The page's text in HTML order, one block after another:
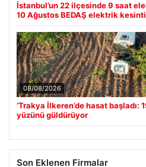
İstanbul’un 22 ilçesinde 9 saat
10 Ağustos BEDAŞ elektrik
08/08/2026
‘Trakya İlkeren’de hasat başladı:
yüzünü güldürüyor
Son Eklenen Firmalar